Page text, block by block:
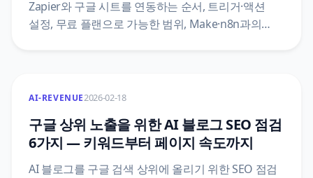
Zapier와 구글 시트를 연동하는 순서, 트리거·액션
설정, 무료 플랜으로 가능한 범위, Make·n8n과의
AI-REVENUE2026-02-18
구글 상위 노출을 위한 AI 블로그 SEO 점검
6가지 — 키워드부터 페이지 속도까지
AI 블로그를 구글 검색 상위에 올리기 위한 SEO 점검